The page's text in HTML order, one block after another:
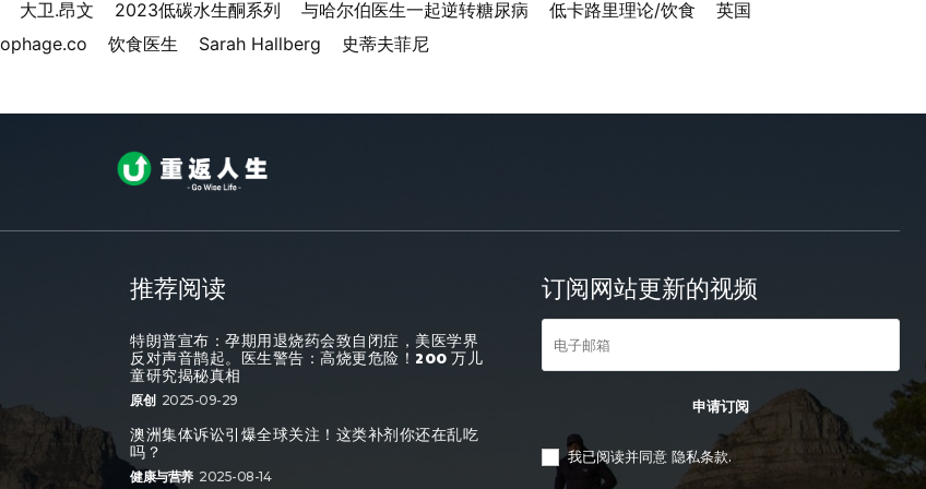
大卫.昂文 2023低碳水生酮系列 与哈尔伯医生一起逆转糖尿病 低卡路里理论/饮食
英国
饮食医生 Sarah Hallberg 史蒂夫菲尼
推荐阅读
特朗普宣布：孕期用退烧药会致自闭症，美医学界
反对声音鹊起。医生警告：高烧更危险！200 万儿
童研究揭秘真相
原创 2025-09-29
澳洲集体诉讼引爆全球关注！这类补剂你还在乱吃
吗？
健康与营养 2025-08-14
订阅网站更新的视频
申请订阅
我已阅读并同意 隐私条款.